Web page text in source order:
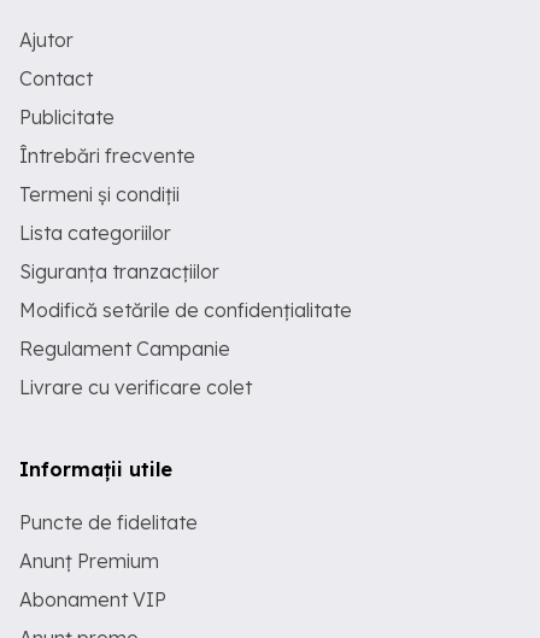
Ajutor
Contact
Publicitate
Întrebări frecvente
Termeni și condiții
Lista categoriilor
Siguranța tranzacțiilor
Modifică setările de confidențialitate
Regulament Campanie
Livrare cu verificare colet
Informații utile
Puncte de fidelitate
Anunț Premium
Abonament VIP